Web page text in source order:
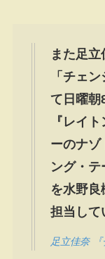
また足
「チェ
て日曜朝
『レイ
ーのナゾ
ング・
を水野
担当して
足立佳奈